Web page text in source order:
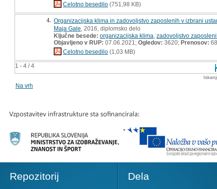
1 - 4 / 4
Celotno besedilo (751,98 KB)
4. Organizacijska klima in zadovoljstvo zaposlenih v izbrani
Maja Gale , 2016, diplomsko delo
Ključne besede: organizacijska klima zadovoljstvo
Objavljeno v RUP: 07.06.2021; Ogledov: 3620; Prenosov: 68
Celotno besedilo (1,03 MB)
Na vrh
Repozitorij Dela